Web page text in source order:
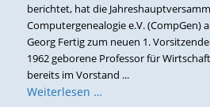
berichtet, hat die
Computergenealogie e.V. (CompGen)
Georg Fertig zum neuen 1.
1962 geborene Professor für
bereits im Vorstand ...
Weiterlesen …